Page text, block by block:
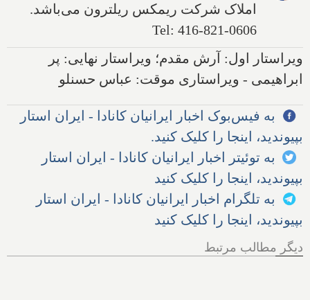
املاک شرکت ریمکس ریلترون می‌باشد.
Tel: 416-821-0606
ویراستار اول: آرش مقدم؛ ویراستار نهایی: پر
ابراهیمی - ویراستاری موقت: عباس حسنلو
به فیس‌بوک اخبار ایرانیان کانادا - ایران استار
بپیوندید، اینجا را کلیک کنید.
به توئیتر اخبار ایرانیان کانادا - ایران استار
بپیوندید، اینجا را کلیک کنید
به تلگرام اخبار ایرانیان کانادا - ایران استار
بپیوندید، اینجا را کلیک کنید
دیگر مطالب مرتبط